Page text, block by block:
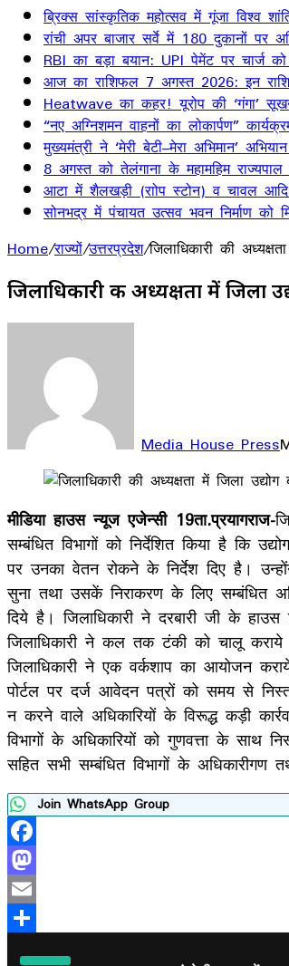
ब्रिक्स सांस्कृतिक महोत्सव में गूंजा विश्व
रांची अपर बाजार सर्वे में 180 दुकानों पर
RBI का बड़ा बयान: UPI पेमेंट पर चार्ज
आज का राशिफल 7 अगस्त 2026: इन
Heatwave का कहर! यूरोप की ‘गंगा’
“नए अग्निशमन वाहनों का लोकार्पण”
मुख्यमंत्री ने ‘मेरी बेटी–मेरा अभिमान’
8 अगस्त को तेलंगाना के महामहिम
आटा में शैलखड़ी (राोप स्टोन) व चावल
सोनभद्र में पंचायत उत्सव भवन निर्माण को
Home/राज्यों/उत्तरप्रदेश/जिलाधिकारी की
जिलाधिकारी की अध्यक्षता में जिला
Media House Press
Facebook
LinkedIn
WhatsApp
Telegram
मीडिया हाउस न्यूज एजेन्सी 19ता.प्रयागराज-
सम्बंधित विभागों को निर्देशित किया है कि
पर उनका वेतन रोकने के निर्देश दिए है।
सुना तथा उसकें निराकरण के लिए सम्बंधित
दिये है। जिलाधिकारी ने दरबारी जी के
जिलाधिकारी ने कल तक टंकी को चालू कराये
जिलाधिकारी ने एक वर्कशाप का आयोजन
पोर्टल पर दर्ज आवेदन पत्रों को समय से
न करने वाले अधिकारियों के विरूद्ध कड़ी
विभागों के अधिकारियों को गुणवत्ता के साथ
सहित सभी सम्बंधित विभागों के
Join WhatsApp Group
Facebook
Mastodon
Email